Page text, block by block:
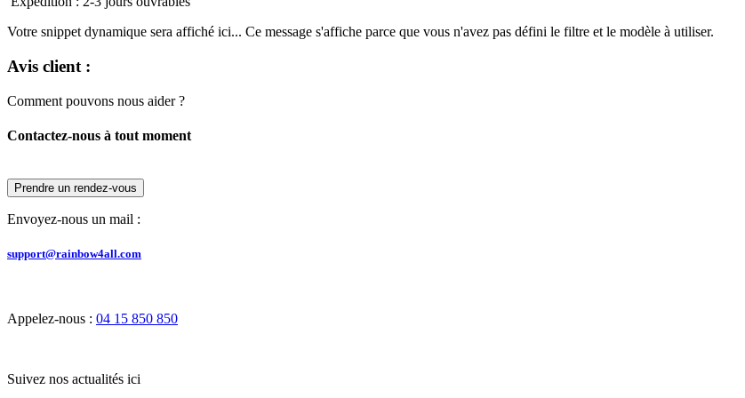
Votre snippet dynamique sera affiché ici... Ce message s'affiche parce que vous n'avez pas défini le filtre et le modèle à utiliser.
Avis client :
Comment pouvons nous aider ?
Contactez-nous à tout moment
Prendre un rendez-vous
Envoyez-nous un mail :
support@rainbow4all.com
Appelez-nous : 04 15 850 850
Suivez nos actualités ici